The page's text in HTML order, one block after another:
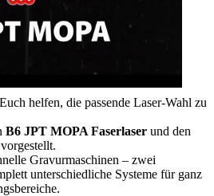
helfen, die passende Laser-Wahl zu
B6 JPT MOPA Faserlaser und den
vorgestellt.
Gravurmaschinen – zwei
unterschiedliche Systeme für ganz